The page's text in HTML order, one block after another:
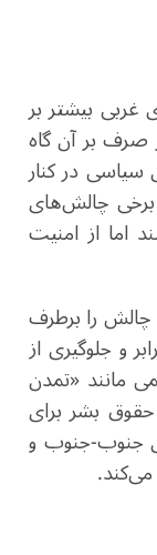
بیشتر بر
صرف بر آن گاه
سیاسی در کنار
برخی چالش‌های
اما از امنیت
را برطرف
و جلوگیری از
مانند «تمدن
بشر برای
جنوب-جنوب و
.